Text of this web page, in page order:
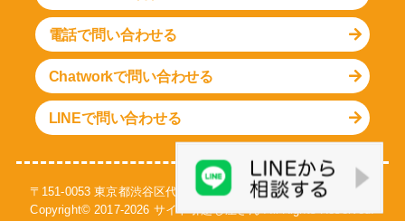
電話で問い合わせる
Chatworkで問い合わせる
LINEで問い合わせる
〒151-0053 東京都渋谷区代々木1-30-15 天翔代々木ビル S-301号
Copyright© 2017-2026 サイト引越し屋さんAll Rights Reserved.